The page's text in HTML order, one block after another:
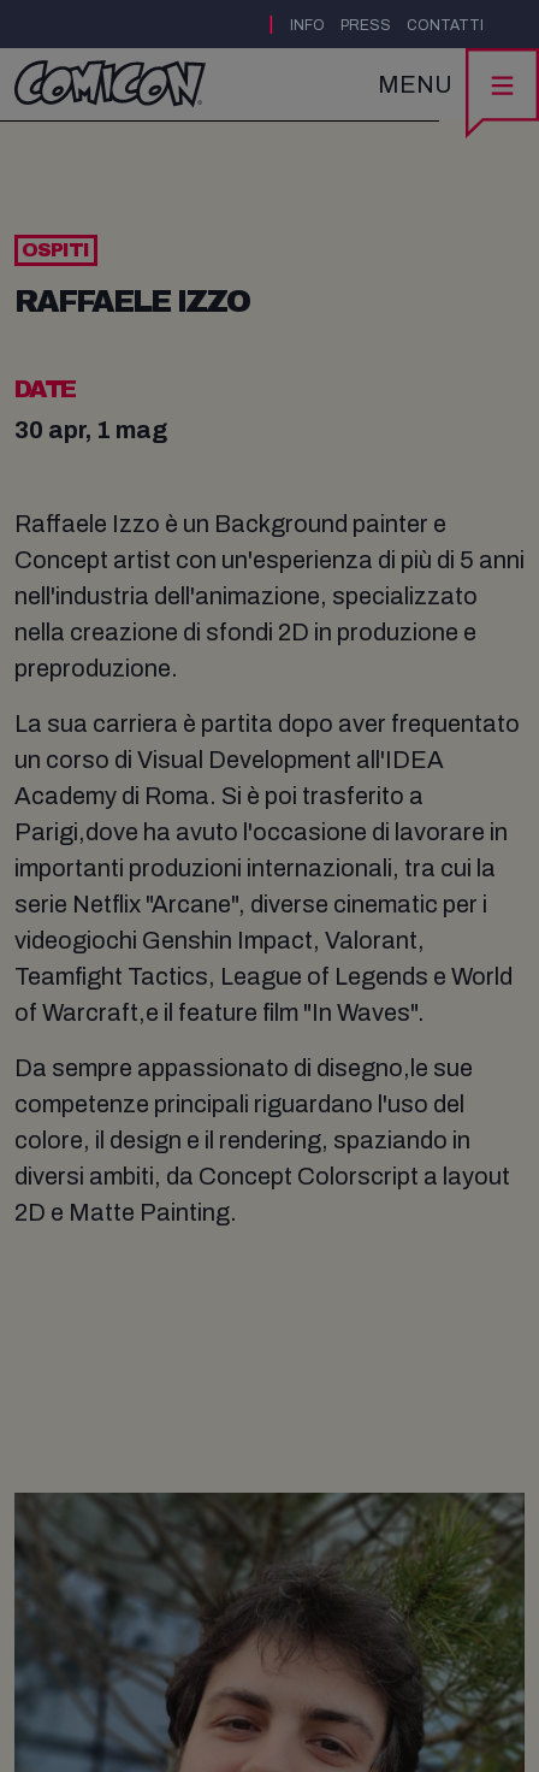
INFO PRESS CONTATTI
MENU
OSPITI
RAFFAELE IZZO
DATE
30 apr, 1 mag
Raffaele Izzo è un Background painter e
Concept artist con un'esperienza di più di 5 anni
nell'industria dell'animazione, specializzato
nella creazione di sfondi 2D in produzione e
preproduzione.
La sua carriera è partita dopo aver frequentato
un corso di Visual Development all'IDEA
Academy di Roma. Si è poi trasferito a
Parigi,dove ha avuto l'occasione di lavorare in
importanti produzioni internazionali, tra cui la
serie Netflix "Arcane", diverse cinematic per i
videogiochi Genshin Impact, Valorant,
Teamfight Tactics, League of Legends e World
of Warcraft,e il feature film "In Waves".
Da sempre appassionato di disegno,le sue
competenze principali riguardano l'uso del
colore, il design e il rendering, spaziando in
diversi ambiti, da Concept Colorscript a layout
2D e Matte Painting.